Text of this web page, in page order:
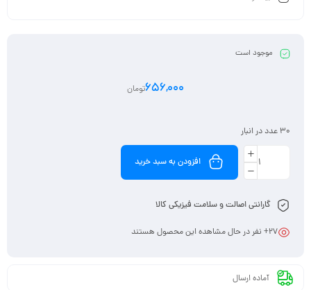
موجود است
656,000تومان
30 عدد در انبار
افزودن به سبد خرید
گارانتی اصالت و سلامت فیزیکی کالا
27+ نفر در حال مشاهده این محصول هستند
آماده ارسال